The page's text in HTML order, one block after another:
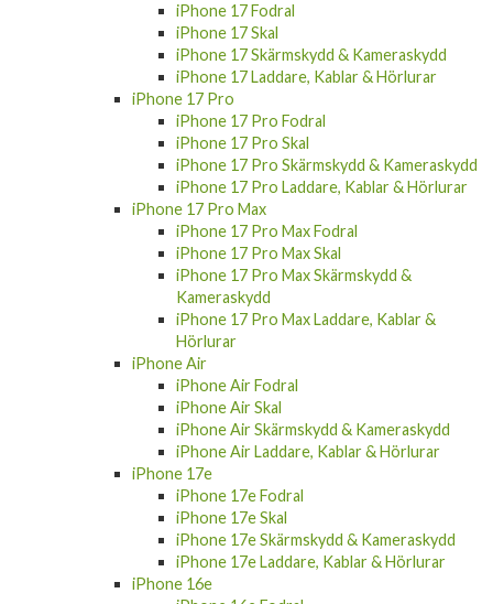
iPhone 17 Fodral
iPhone 17 Skal
iPhone 17 Skärmskydd & Kameraskydd
iPhone 17 Laddare, Kablar & Hörlurar
iPhone 17 Pro
iPhone 17 Pro Fodral
iPhone 17 Pro Skal
iPhone 17 Pro Skärmskydd & Kameraskydd
iPhone 17 Pro Laddare, Kablar & Hörlurar
iPhone 17 Pro Max
iPhone 17 Pro Max Fodral
iPhone 17 Pro Max Skal
iPhone 17 Pro Max Skärmskydd &
Kameraskydd
iPhone 17 Pro Max Laddare, Kablar &
Hörlurar
iPhone Air
iPhone Air Fodral
iPhone Air Skal
iPhone Air Skärmskydd & Kameraskydd
iPhone Air Laddare, Kablar & Hörlurar
iPhone 17e
iPhone 17e Fodral
iPhone 17e Skal
iPhone 17e Skärmskydd & Kameraskydd
iPhone 17e Laddare, Kablar & Hörlurar
iPhone 16e